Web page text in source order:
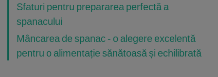
Sfaturi pentru prepararea perfectă a
spanacului
Mâncarea de spanac - o alegere excelentă
pentru o alimentație sănătoasă și echilibrată